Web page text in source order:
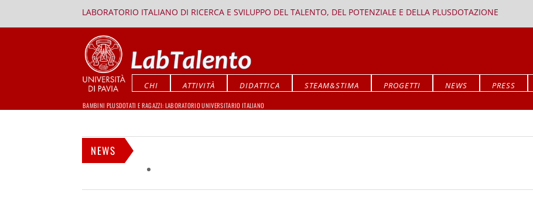
LABORATORIO ITALIANO DI RICERCA E SVILUPPO DEL TALENTO, DEL POTENZIALE E DELLA PLUSDOTAZIONE
BAMBINI PLUSDOTATI E RAGAZZI: LABORATORIO UNIVERSITARIO ITALIANO
CHI ATTIVITÀ DIDATTICA STEAM&STIMA PROGETTI NEWS PRESS
NEWS